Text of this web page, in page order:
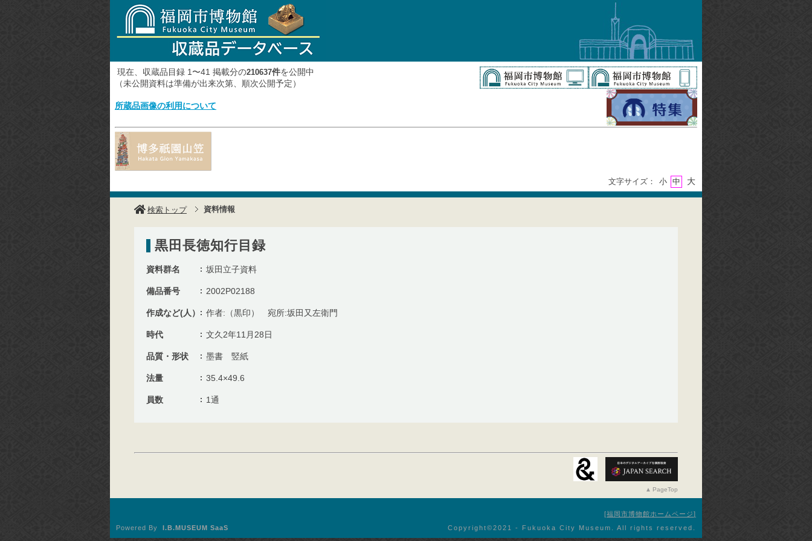
現在、収蔵品目録 1〜41 掲載分の210637件を公開中
（未公開資料は準備が出来次第、順次公開予定）
所蔵品画像の利用について
文字サイズ： 小 中 大
検索トップ 資料情報
黒田長徳知行目録
資料群名 坂田立子資料
備品番号 2002P02188
作成など(人） 作者:（黒印） 宛所:坂田又左衛門
時代 文久2年11月28日
品質・形状 墨書 竪紙
法量 35.4×49.6
員数 1通
PageTop
福岡市博物館ホームページ
Copyright©︎2021 - Fukuoka City Museum. All rights reserved.
Powered By I.B.MUSEUM SaaS